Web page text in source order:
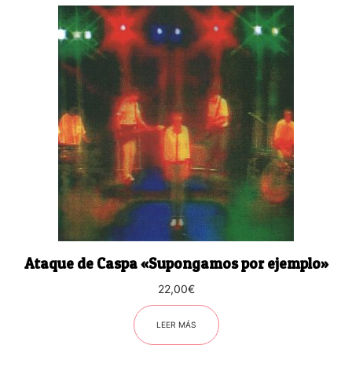
últimos
Ataque de Caspa «Supongamos por ejemplo»
22,00€
LEER MÁS